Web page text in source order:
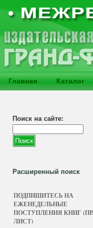
Главная Каталог
Поиск на сайте:
Расширенный поиск
ПОДПИШИТЕСЬ НА
ЕЖЕНЕДЕЛЬНЫЕ
ПОСТУПЛЕНИЯ КНИГ
ЛИСТ)